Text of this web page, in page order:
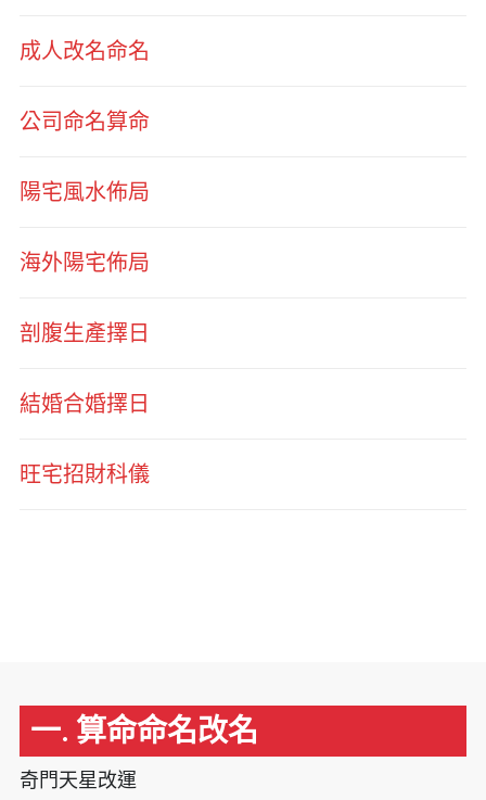
成人改名命名
公司命名算命
陽宅風水佈局
海外陽宅佈局
剖腹生產擇日
結婚合婚擇日
旺宅招財科儀
一. 算命命名改名
奇門天星改運